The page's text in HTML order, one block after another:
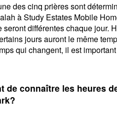
des cinq prières sont
à Study Estates Mobile
différentes chaque jour.
jours auront le même
qui changent, il est
de connaître les heures